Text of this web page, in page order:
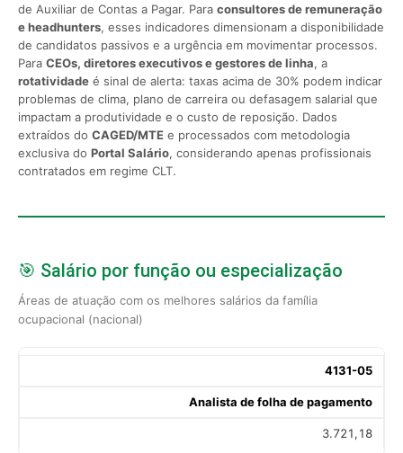
de Auxiliar de Contas a Pagar. Para consultores de remuneração
e headhunters, esses indicadores dimensionam a disponibilidade
de candidatos passivos e a urgência em movimentar processos.
Para CEOs, diretores executivos e gestores de linha, a
rotatividade é sinal de alerta: taxas acima de 30% podem indicar
problemas de clima, plano de carreira ou defasagem salarial que
impactam a produtividade e o custo de reposição. Dados
extraídos do CAGED/MTE e processados com metodologia
exclusiva do Portal Salário, considerando apenas profissionais
contratados em regime CLT.
🎯 Salário por função ou especialização
Áreas de atuação com os melhores salários da família
ocupacional (nacional)
4131-05
Analista de folha de pagamento
3.721,18